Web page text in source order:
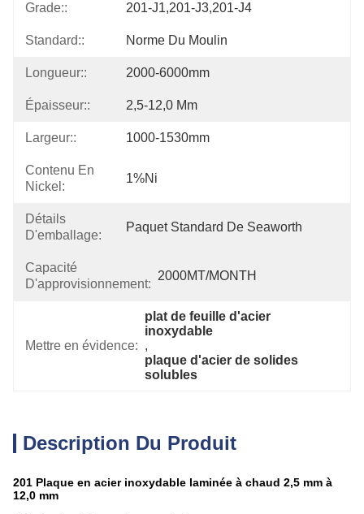
Grade:: 201-J1,201-J3,201-J4
Standard:: Norme Du Moulin
Longueur:: 2000-6000mm
Épaisseur:: 2,5-12,0 Mm
Largeur:: 1000-1530mm
Contenu En
Nickel:
1%Ni
Détails
D'emballage:
Paquet Standard De Seaworth
Capacité
D'approvisionnement:
2000MT/MONTH
Mettre en évidence:
plat de feuille d'acier
inoxydable
,
plaque d'acier de solides
solubles
Description Du Produit
201 Plaque en acier inoxydable laminée à chaud 2,5 mm à
12,0 mm